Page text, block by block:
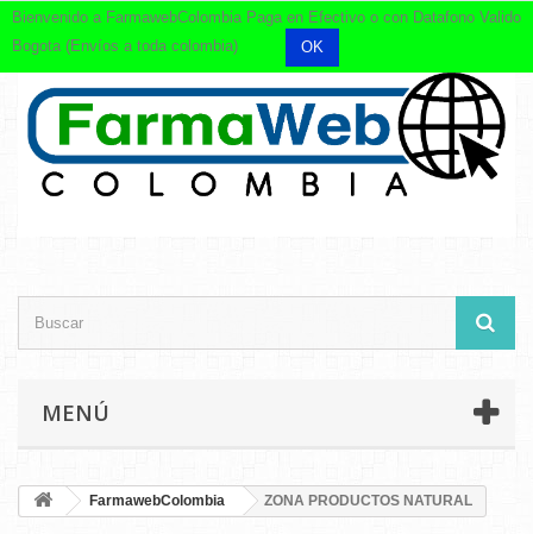
MENÚ
FarmawebColombia ZONA PRODUCTOS NATURAL
Bienvenido a FarmawebColombia Paga en Efectivo o con Datafono Valido
Bogota (Envíos a toda colombia)
OK